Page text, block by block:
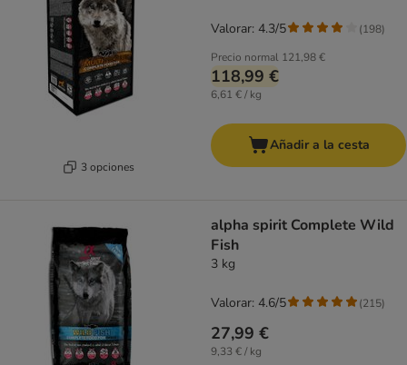
3 opciones
Precio normal 121,98 €
118,99 €
6,61 € / kg
Valorar: 4.3/5 (198)
Añadir a la cesta
alpha spirit Complete Wild
Fish
3 kg
27,99 €
9,33 € / kg
Valorar: 4.6/5 (215)